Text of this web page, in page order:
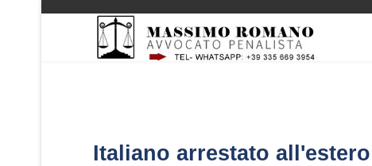
Italiano arrestato